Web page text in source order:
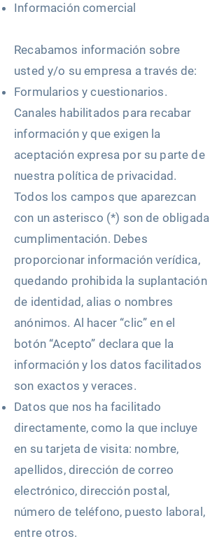
Información comercial
Recabamos información sobre
usted y/o su empresa a través de:
Formularios y cuestionarios.
Canales habilitados para recabar
información y que exigen la
aceptación expresa por su parte de
nuestra política de privacidad.
Todos los campos que aparezcan
con un asterisco (*) son de obligada
cumplimentación. Debes
proporcionar información verídica,
quedando prohibida la suplantación
de identidad, alias o nombres
anónimos. Al hacer “clic” en el
botón “Acepto” declara que la
información y los datos facilitados
son exactos y veraces.
Datos que nos ha facilitado
directamente, como la que incluye
en su tarjeta de visita: nombre,
apellidos, dirección de correo
electrónico, dirección postal,
número de teléfono, puesto laboral,
entre otros.